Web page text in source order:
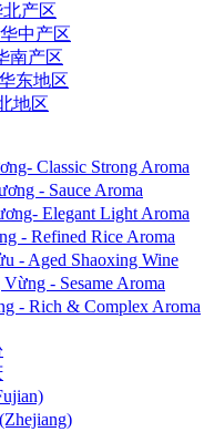
北产区
中产区
南产区
东地区
地区
Classic Strong Aroma
- Sauce Aroma
Elegant Light Aroma
- Refined Rice Aroma
- Aged Shaoxing Wine
- Sesame Aroma
- Rich & Complex Aroma